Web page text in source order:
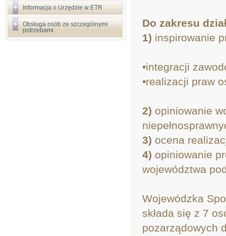
Informacja o Urzędzie w ETR
Obsługa osób ze szczególnymi
potrzebami
Do zakresu
1) inspirowanie
•integracji
•realizacji praw
2) opiniowanie
3) ocena
4) opiniowanie
województwa
Wojewódzka
składa się z 7
pozarządowych